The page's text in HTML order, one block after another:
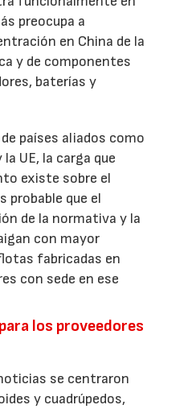
preocupa a
en China de la
y de componentes
baterías y
países aliados como
la UE, la carga que
existe sobre el
probable que el
de la normativa y la
con mayor
fabricadas en
con sede en ese
los proveedores
se centraron
y cuadrúpedos,